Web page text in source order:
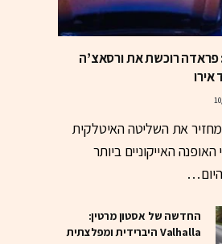
פראדה רוכשת את ורסאצ’ה
את השליטה האיטלקית
האייקוניים ביותר
החדשה של אסטון מרטין:
Valhalla היברידית ומפלצתית